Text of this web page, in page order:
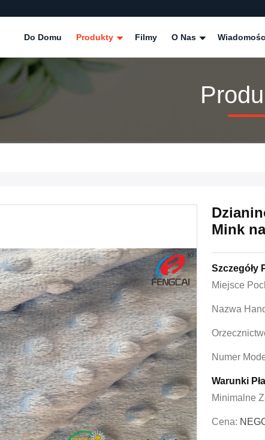
Do Domu Produkty Filmy O Nas
Mink
Szczegóły
Miejsce
Nazwa
Numer
Warunki
Minimalne
Cena: